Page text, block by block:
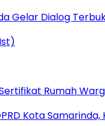
Gelar Dialog
Rumah